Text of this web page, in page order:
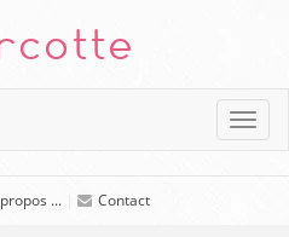
... Contact